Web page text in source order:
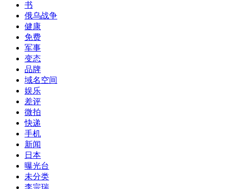
90后男孩为抢iPhone 尾随女子将其割喉
分类
Internet
IT
Uncategorized
VPN
丑闻
中评
书
俄乌战争
健康
免费